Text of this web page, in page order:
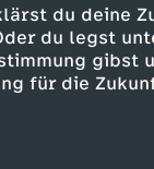
du deine
du legst
gibst
für die